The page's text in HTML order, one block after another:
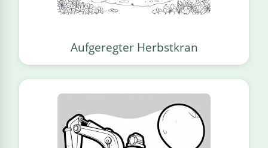
Aufgeregter Herbstkran